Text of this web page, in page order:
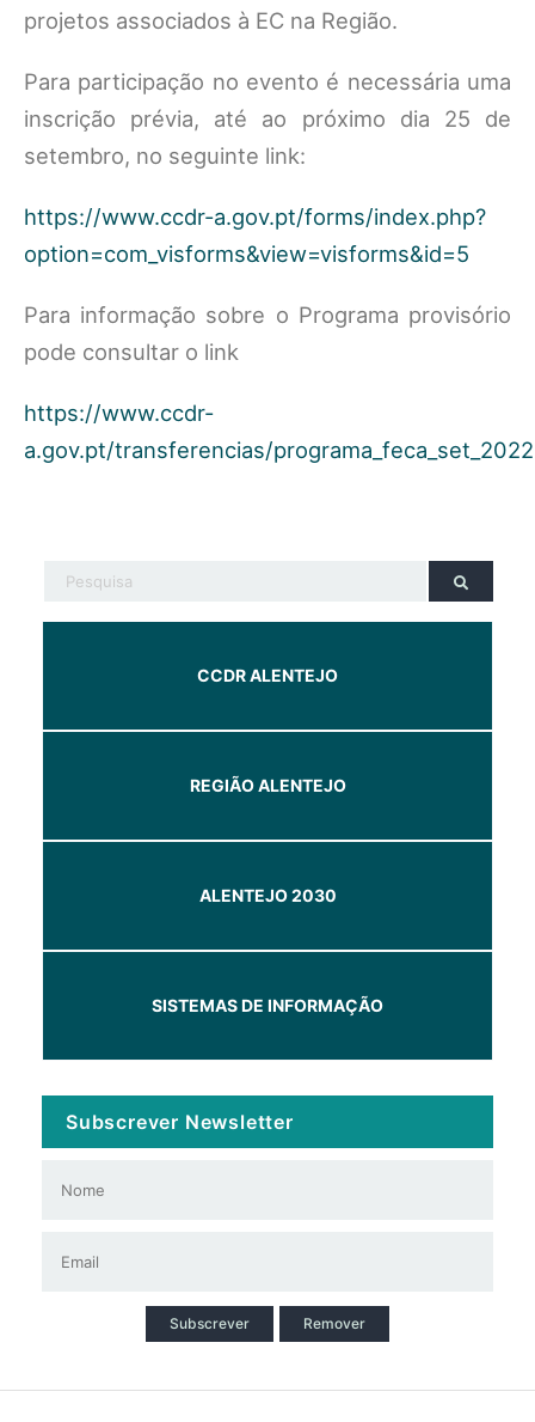
projetos associados à EC na Região.
Para participação no evento é necessária uma
inscrição prévia, até ao próximo dia 25 de
setembro, no seguinte link:
https://www.ccdr-a.gov.pt/forms/index.php?
option=com_visforms&view=visforms&id=5
Para informação sobre o Programa provisório
pode consultar o link
https://www.ccdr-
a.gov.pt/transferencias/
CCDR ALENTEJO
REGIÃO ALENTEJO
ALENTEJO 2030
SISTEMAS DE INFORMAÇÃO
Subscrever Newsletter
Subscrever Remover